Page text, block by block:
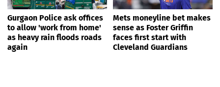
Gurgaon Police ask offices
to allow 'work from home'
as heavy rain floods roads
again
Mets moneyline bet makes
sense as Foster Griffin
faces first start with
Cleveland Guardians